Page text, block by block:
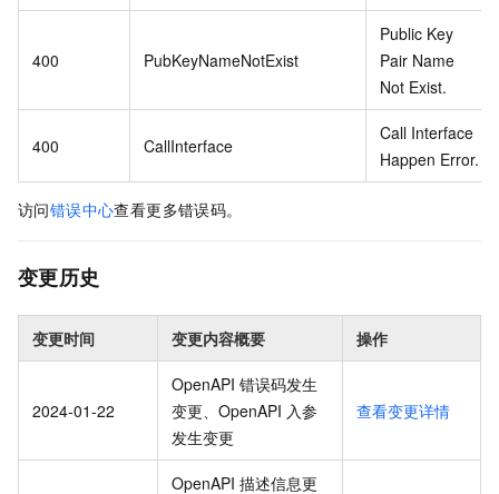
400 PubKeyNameNotExist
Public Key
Pair Name
Not Exist.
400 CallInterface
Call Interface
Happen Error.
访问错误中心查看更多错误码。
变更历史
变更时间 变更内容概要 操作
2024-01-22
OpenAPI 错误码发生
变更、OpenAPI 入参
发生变更
查看变更详情
OpenAPI 描述信息更